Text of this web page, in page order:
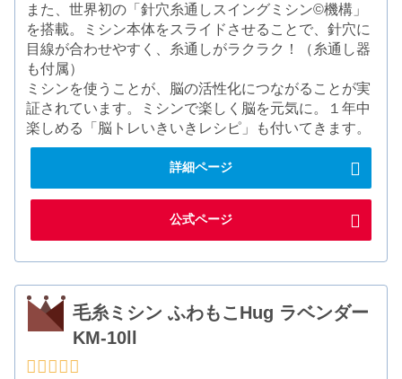
また、世界初の「針穴糸通しスイングミシン©機構」
を搭載。ミシン本体をスライドさせることで、針穴に
目線が合わせやすく、糸通しがラクラク！（糸通し器
も付属）
ミシンを使うことが、脳の活性化につながることが実
証されています。ミシンで楽しく脳を元気に。１年中
楽しめる「脳トレいきいきレシピ」も付いてきます。
詳細ページ
公式ページ
毛糸ミシン ふわもこHug ラベンダー
KM-10ll